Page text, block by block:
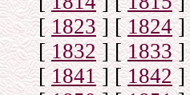
[1823] [1824]
[1832] [1833]
[1841] [1842]